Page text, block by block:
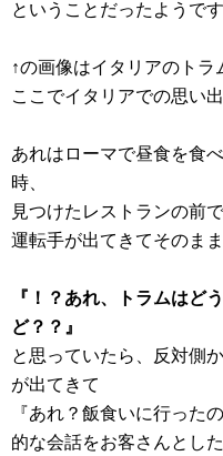
ということだったようです
↑の画像はイタリアのトラ
ここでイタリアでの思い出
あれはローマで昼食を食
時、
見つけたレストランの前
運転手が出てきてそのま
『！？あれ、トラムはど
ど？？』
と思っていたら、反対側
が出てきて
『あれ？飯食いに行ったの
的な会話をお客さんとした